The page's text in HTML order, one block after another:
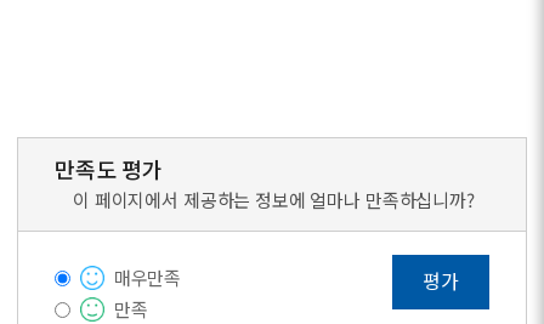
만족도 평가
이 페이지에서 제공하는 정보에 얼마나 만족하십니까?
매우만족
만족
평가